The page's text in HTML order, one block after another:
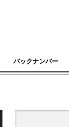
バックナンバー